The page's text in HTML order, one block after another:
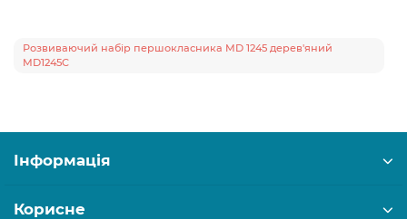
Розвиваючий набір першокласника MD 1245 дерев'яний
MD1245C
Інформація
Корисне